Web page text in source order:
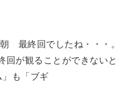
最終回でしたね・・・。
回が観ることができないと
も「ブギ